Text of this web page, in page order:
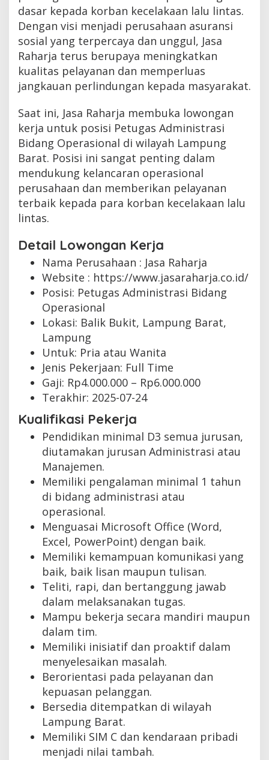
dasar kepada korban kecelakaan lalu lintas.
Dengan visi menjadi perusahaan asuransi
sosial yang terpercaya dan unggul, Jasa
Raharja terus berupaya meningkatkan
kualitas pelayanan dan memperluas
jangkauan perlindungan kepada masyarakat.
Saat ini, Jasa Raharja membuka lowongan
kerja untuk posisi Petugas Administrasi
Bidang Operasional di wilayah Lampung
Barat. Posisi ini sangat penting dalam
mendukung kelancaran operasional
perusahaan dan memberikan pelayanan
terbaik kepada para korban kecelakaan lalu
lintas.
Detail Lowongan Kerja
Nama Perusahaan : Jasa Raharja
Website : https://www.jasaraharja.co.id/
Posisi: Petugas Administrasi Bidang
Operasional
Lokasi: Balik Bukit, Lampung Barat,
Lampung
Untuk: Pria atau Wanita
Jenis Pekerjaan: Full Time
Gaji: Rp4.000.000 – Rp6.000.000
Terakhir: 2025-07-24
Kualifikasi Pekerja
Pendidikan minimal D3 semua jurusan,
diutamakan jurusan Administrasi atau
Manajemen.
Memiliki pengalaman minimal 1 tahun
di bidang administrasi atau
operasional.
Menguasai Microsoft Office (Word,
Excel, PowerPoint) dengan baik.
Memiliki kemampuan komunikasi yang
baik, baik lisan maupun tulisan.
Teliti, rapi, dan bertanggung jawab
dalam melaksanakan tugas.
Mampu bekerja secara mandiri maupun
dalam tim.
Memiliki inisiatif dan proaktif dalam
menyelesaikan masalah.
Berorientasi pada pelayanan dan
kepuasan pelanggan.
Bersedia ditempatkan di wilayah
Lampung Barat.
Memiliki SIM C dan kendaraan pribadi
menjadi nilai tambah.